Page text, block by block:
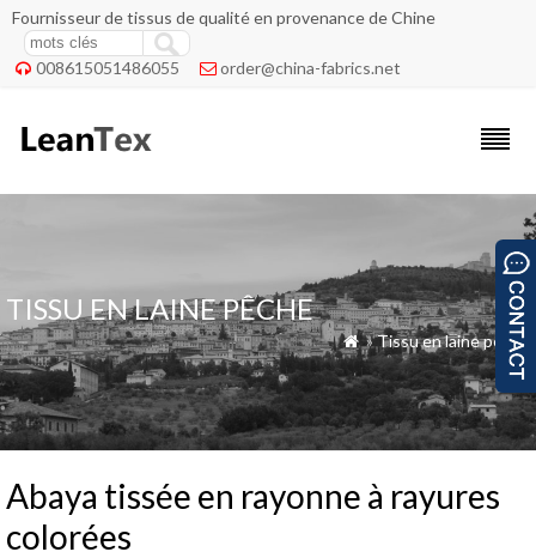
Fournisseur de tissus de qualité en provenance de Chine
 008615051486055  order@china-fabrics.net
TISSU EN LAINE PÊCHE
 »Tissu en laine pêche
Abaya tissée en rayonne à rayures
colorées